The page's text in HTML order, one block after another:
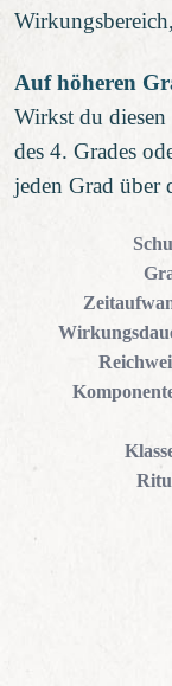
Auf höheren
Wirkst du
des 4. Grades
jeden Grad über